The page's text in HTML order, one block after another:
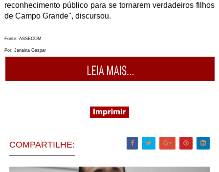
reconhecimento público para se tornarem verdadeiros filhos
de Campo Grande", discursou.
Fonte: ASSECOM
Por: Janaina Gaspar
COMPARTILHE: